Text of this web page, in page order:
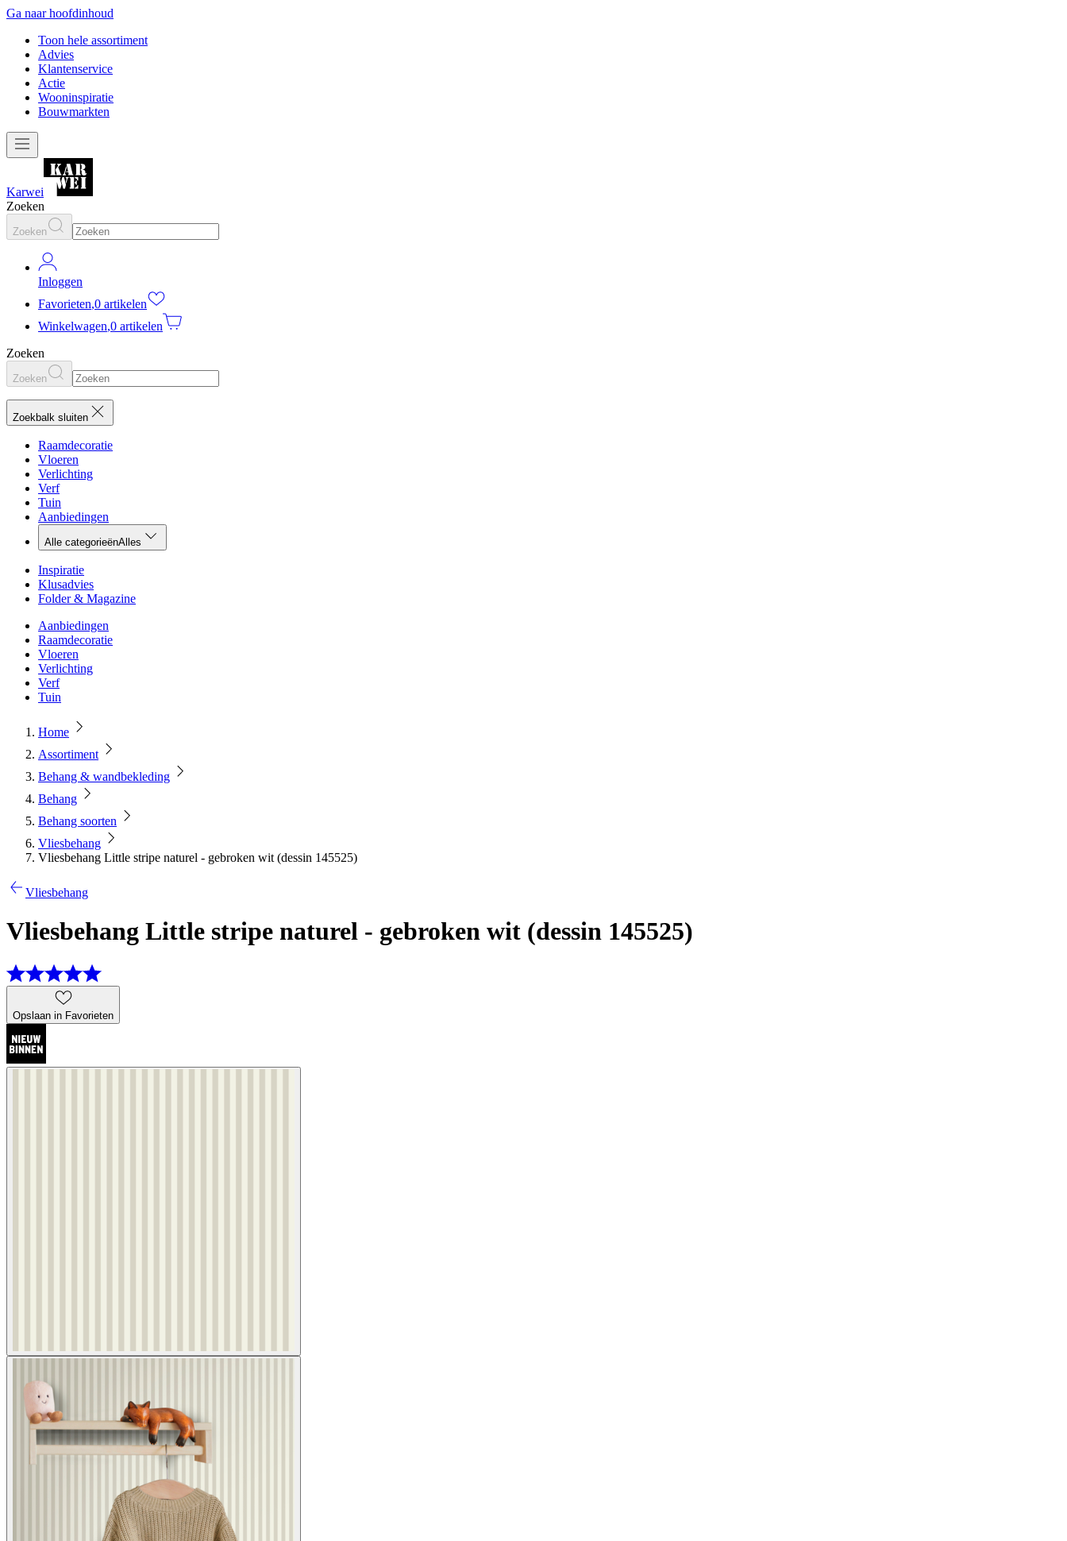
Ga naar hoofdinhoud
Toon hele assortiment
Advies
Klantenservice
Actie
Wooninspiratie
Bouwmarkten
Karwei
Zoeken
Zoeken
Inloggen
Favorieten,0 artikelen
Winkelwagen,0 artikelen
Zoeken
Zoeken
Zoekbalk sluiten
Raamdecoratie
Vloeren
Verlichting
Verf
Tuin
Aanbiedingen
Alle categorieënAlles
Inspiratie
Klusadvies
Folder & Magazine
Aanbiedingen
Raamdecoratie
Vloeren
Verlichting
Verf
Tuin
Home
Assortiment
Behang & wandbekleding
Behang
Behang soorten
Vliesbehang
Vliesbehang Little stripe naturel - gebroken wit (dessin 145525)
Vliesbehang
Vliesbehang Little stripe naturel - gebroken wit (dessin 145525)
Opslaan in Favorieten